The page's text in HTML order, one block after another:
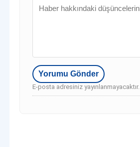
E-posta adresiniz yayınlanmayacaktır.